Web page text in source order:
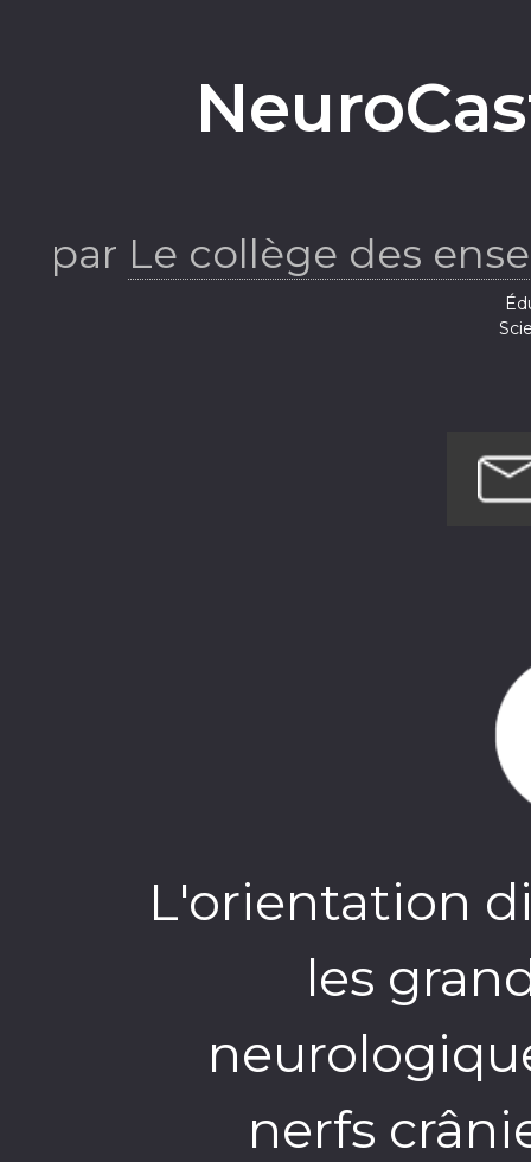
par Le collège des
L'orientation
les
nerfs